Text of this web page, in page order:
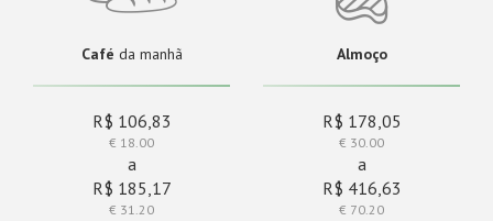
Café da manhã
R$ 106,83
€ 18.00
a
R$ 185,17
€ 31.20
Almoço
R$ 178,05
€ 30.00
a
R$ 416,63
€ 70.20